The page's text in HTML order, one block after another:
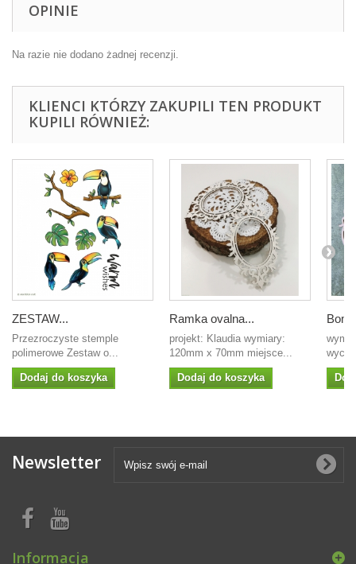
OPINIE
Na razie nie dodano żadnej recenzji.
KLIENCI KTÓRZY ZAKUPILI TEN PRODUKT
KUPILI RÓWNIEŻ:
ZESTAW...
Przezroczyste stemple
polimerowe Zestaw o...
Dodaj do koszyka
Ramka ovalna...
projekt: Klaudia wymiary:
120mm x 70mm miejsce...
Dodaj do koszyka
Newsletter
Informacja